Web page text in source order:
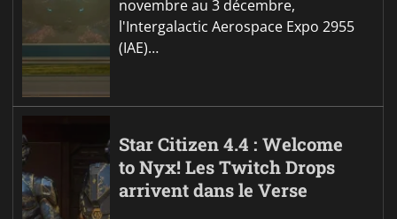
novembre au 3 décembre,
l'Intergalactic Aerospace Expo 2955
(IAE)…
Star Citizen 4.4 : Welcome
to Nyx! Les Twitch Drops
arrivent dans le Verse